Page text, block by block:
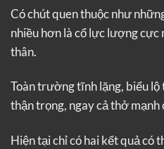
Có chút quen thuộc như
nhiều hơn là cổ lực lượng cực
thân.
Toàn trường tĩnh lặng, biểu
thận trọng, ngay cả thở mạnh
Hiện tại chỉ có hai kết quả có